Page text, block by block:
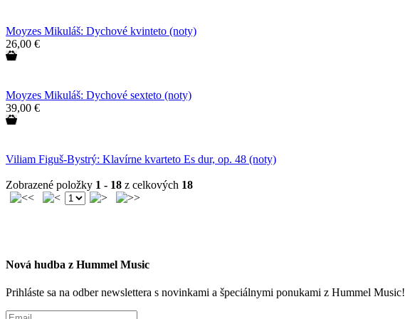
Moyzes Mikuláš: Dychové kvinteto (noty)
26,00 €
Moyzes Mikuláš: Dychové sexteto (noty)
39,00 €
Viliam Figuš-Bystrý: Klavírne kvarteto Es dur, op. 48 (noty)
Zobrazené položky 1 - 18 z celkových 18
Nová hudba z Hummel Music
Prihláste sa na odber newslettera s novinkami a špeciálnymi ponukami z Hummel Music!